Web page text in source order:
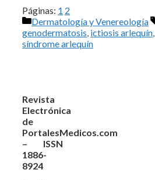
Páginas: 1 2
Categorías
Dermatología y Venereología
genodermatosis, ictiosis arlequín,
síndrome arlequín
Revista
Electrónica
de
PortalesMedicos.com
– ISSN
1886-
8924